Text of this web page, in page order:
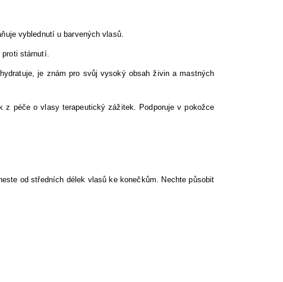
vyblednutí u barvených vlasů.
stárnutí.
je znám pro svůj vysoký obsah živin a mastných
z péče o vlasy terapeutický zážitek. Podporuje v pokožce
od středních délek vlasů ke konečkům. Nechte působit